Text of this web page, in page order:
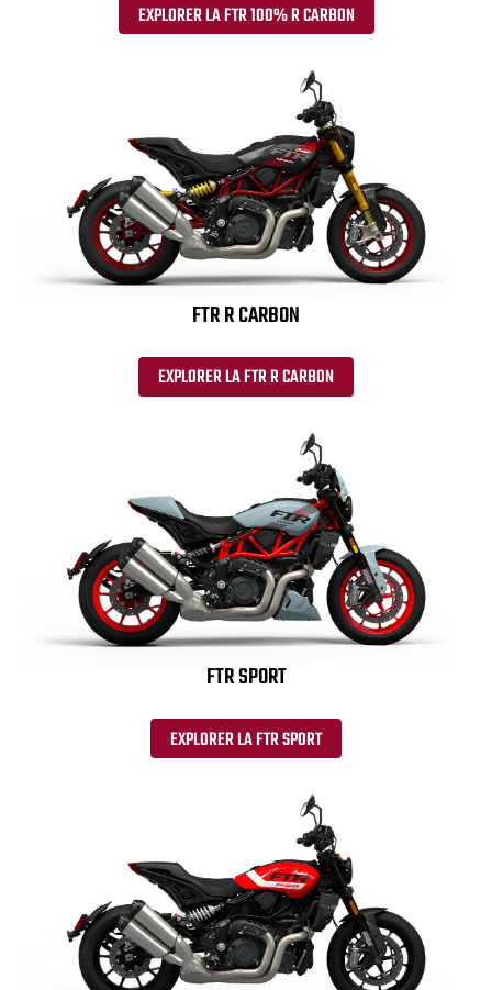
EXPLORER LA FTR 100% R CARBON
FTR R CARBON
EXPLORER LA FTR R CARBON
FTR SPORT
EXPLORER LA FTR SPORT